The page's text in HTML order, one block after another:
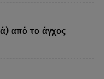
από το άγχος